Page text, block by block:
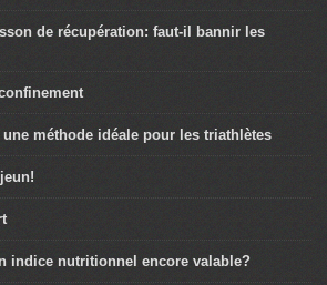
de récupération: faut-il bannir les
méthode idéale pour les triathlètes
indice nutritionnel encore valable?